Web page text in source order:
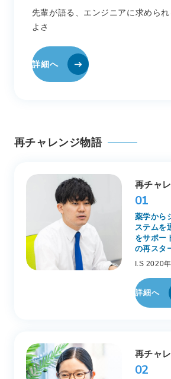
先輩が語る、エンジニアに求めら
よさ
詳細へ
再チャレンジ物語
再チャ
01
薬学から
ステムを
をサポー
の再スタ
I.S 2020
詳細へ
再チャ
02